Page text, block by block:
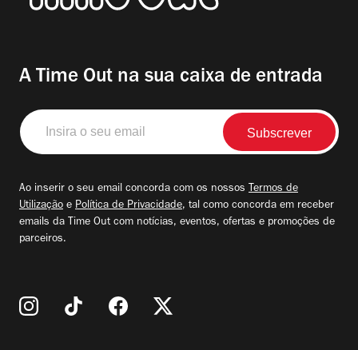
A Time Out na sua caixa de entrada
Insira
o
seu
Ao inserir o seu email concorda com os nossos Termos de
Utilização e Política de Privacidade, tal como concorda em receber
emails da Time Out com notícias, eventos, ofertas e promoções de
parceiros.